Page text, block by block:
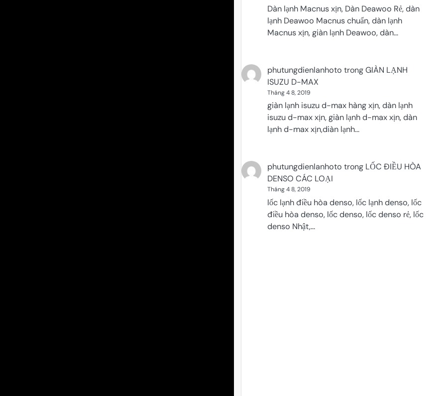
Dàn lạnh Macnus xịn, Dàn Deawoo Rẻ, dàn
lạnh Deawoo Macnus chuẩn, dàn lạnh
Macnus xịn, giàn lạnh Deawoo, dàn…
phutungdienlanhoto trongGIÀN LẠNH
ISUZU D-MAX
Tháng 4 8, 2019
giàn lạnh isuzu d-max hàng xịn, dàn lạnh
isuzu d-max xịn, giàn lạnh d-max xịn, dàn
lạnh d-max xịn,diàn lạnh…
phutungdienlanhoto trong LỐC ĐIỀU HÒA
DENSO CÁC LOẠI
Tháng 4 8, 2019
lốc lạnh điều hòa denso, lốc lạnh denso, lốc
điều hòa denso, lốc denso, lốc denso rẻ, lốc
denso Nhật,…